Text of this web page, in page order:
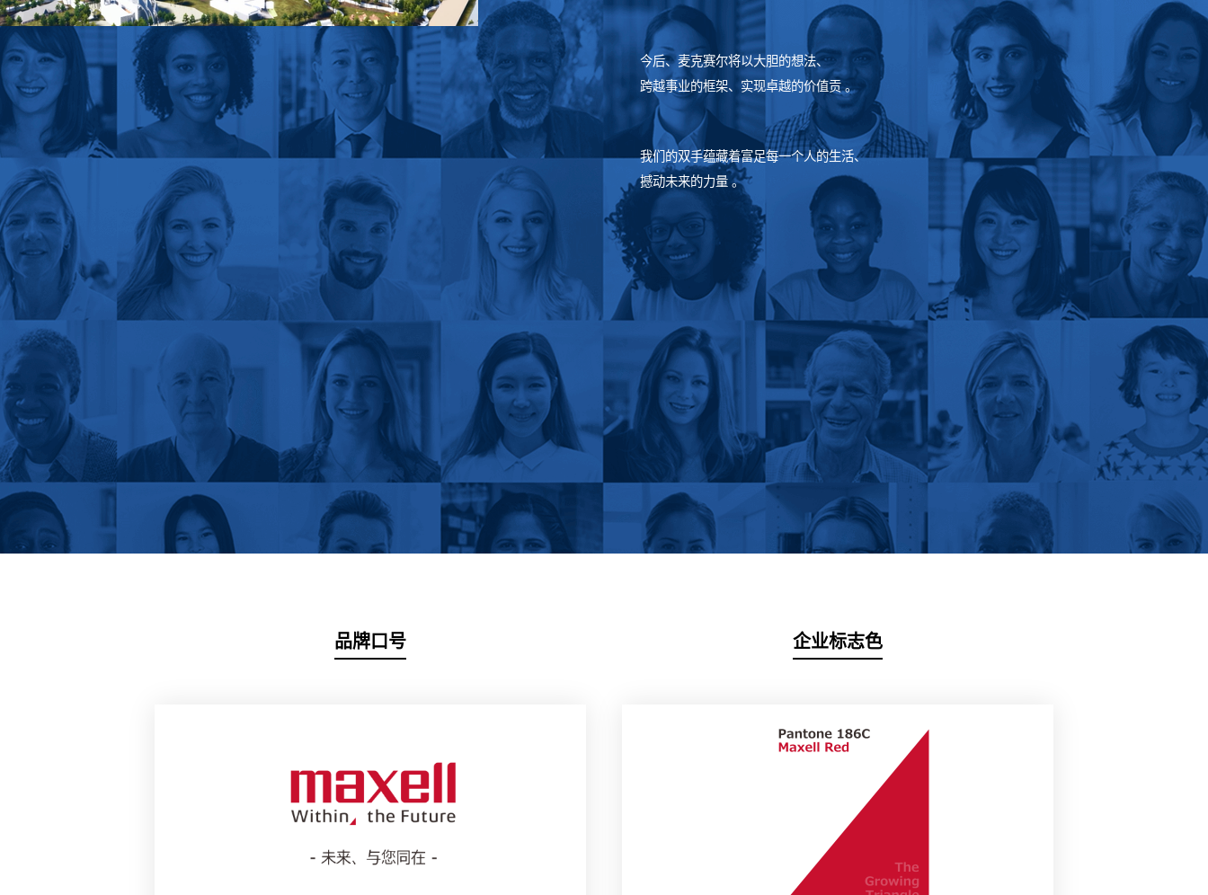
今后、麦克赛尔将以大胆的想法、
跨越事业的框架、实现卓越的价值贡 。
我们的双手蕴藏着富足每一个人的生活、
撼动未来的力量 。
品牌口号 企业标志色